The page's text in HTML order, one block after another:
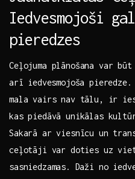
Iedvesmojoši
pieredzes
Ceļojuma plānošana var
arī⁣ iedvesmojoša pieredze.
mala‍ vairs nav tālu, ir
kas piedāvā unikālas
‍Sakarā ar viesnīcu ‍un
ceļotāji var doties uz
‍sasniedzamas. ⁣Daži‍ no